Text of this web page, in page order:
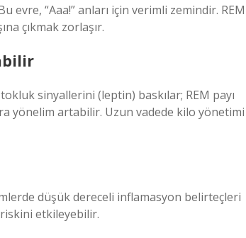
evre, “Aaa!” anları için verimli zemindir. REM
çıkmak zorlaşır.
sinyallerini (leptin) baskılar; REM payı
yönelim artabilir. Uzun vadede kilo yönetimi
düşük dereceli inflamasyon belirteçleri
etkileyebilir.